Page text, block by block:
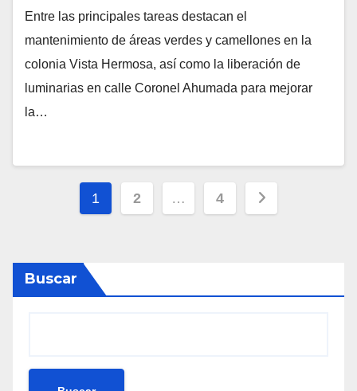
Entre las principales tareas destacan el
mantenimiento de áreas verdes y camellones en la
colonia Vista Hermosa, así como la liberación de
luminarias en calle Coronel Ahumada para mejorar
la…
Paginación
entradas
1 2 … 4
Buscar